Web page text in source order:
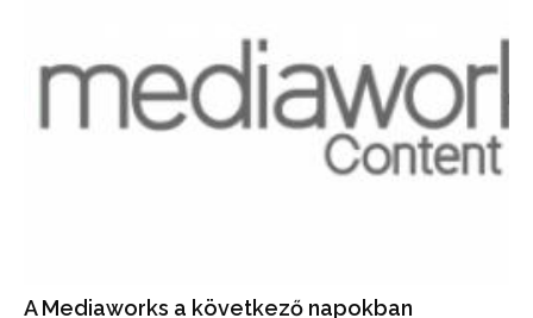
A Mediaworks a következő napokban